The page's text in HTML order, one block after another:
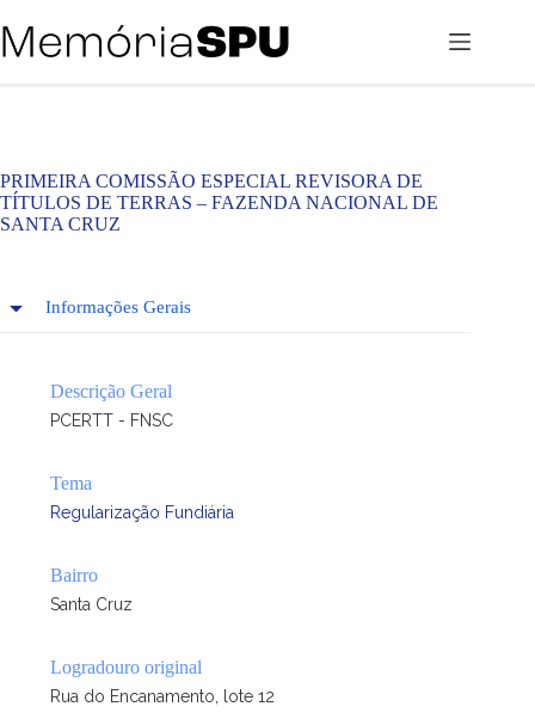
para
o
PRIMEIRA COMISSÃO ESPECIAL REVISORA DE
TÍTULOS DE TERRAS – FAZENDA NACIONAL DE
SANTA CRUZ
Informações Gerais
Descrição Geral
PCERTT - FNSC
Tema
Regularização Fundiária
Bairro
Santa Cruz
Logradouro original
Rua do Encanamento, lote 12